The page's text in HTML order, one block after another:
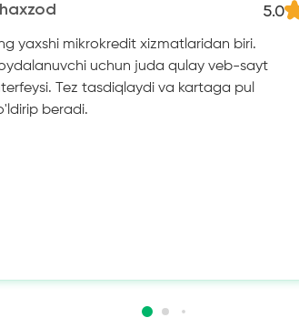
5.0
yaxshi mikrokredit xizmatlaridan biri.
uchun juda qulay veb-sayt
Tez tasdiqlaydi va kartaga pul
beradi.